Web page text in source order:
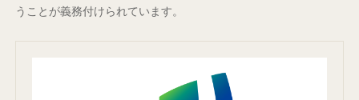
うことが義務付けられています。